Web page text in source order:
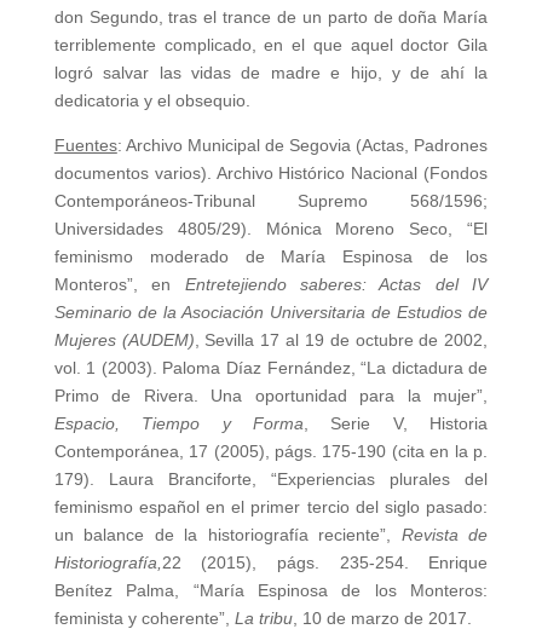
don Segundo, tras el trance de un parto de doña María
terriblemente complicado, en el que aquel doctor Gila
logró salvar las vidas de madre e hijo, y de ahí la
dedicatoria y el obsequio.
Fuentes: Archivo Municipal de Segovia (Actas, Padrones
documentos varios). Archivo Histórico Nacional (Fondos
Contemporáneos-Tribunal Supremo 568/1596;
Universidades 4805/29). Mónica Moreno Seco, “El
feminismo moderado de María Espinosa de los
Monteros”, en Entretejiendo saberes: Actas del IV
Seminario de la Asociación Universitaria de Estudios de
Mujeres (AUDEM) , Sevilla 17 al 19 de octubre de 2002,
vol. 1 (2003). Paloma Díaz Fernández, “La dictadura de
Primo de Rivera. Una oportunidad para la mujer”,
Espacio, Tiempo y Forma , Serie V, Historia
Contemporánea, 17 (2005), págs. 175-190 (cita en la p.
179). Laura Branciforte, “Experiencias plurales del
feminismo español en el primer tercio del siglo pasado:
un balance de la historiografía reciente”, Revista de
Historiografía, 22 (2015), págs. 235-254. Enrique
Benítez Palma, “María Espinosa de los Monteros:
feminista y coherente”, La tribu, 10 de marzo de 2017.